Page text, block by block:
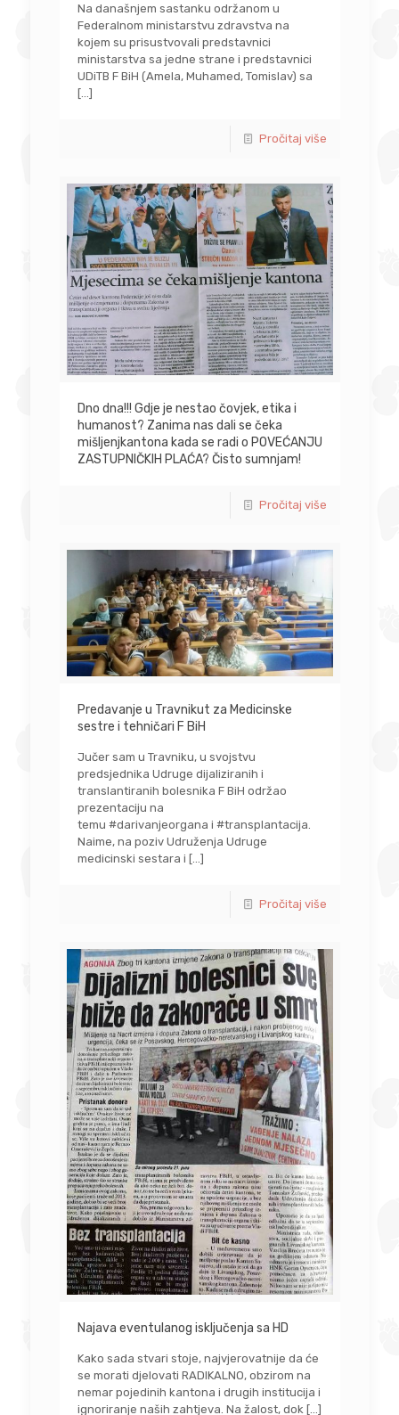
Na današnjem sastanku održanom u
Federalnom ministarstvu zdravstva na
kojem su prisustvovali predstavnici
ministarstva sa jedne strane i predstavnici
UDiTB F BiH (Amela, Muhamed, Tomislav) sa
[…]
Pročitaj više
Dno dna!!! Gdje je nestao čovjek, etika i
humanost? Zanima nas dali se čeka
mišljenjkantona kada se radi o POVEĆANJU
ZASTUPNIČKIH PLAĆA? Čisto sumnjam!
Pročitaj više
Predavanje u Travnikut za Medicinske
sestre i tehničari F BiH
Jučer sam u Travniku, u svojstvu
predsjednika Udruge dijaliziranih i
translantiranih bolesnika F BiH održao
prezentaciju na
temu #darivanjeorgana i #transplantacija.
Naime, na poziv Udruženja Udruge
medicinski sestara i […]
Pročitaj više
Najava eventulanog isključenja sa HD
Kako sada stvari stoje, najvjerovatnije da će
se morati djelovati RADIKALNO, obzirom na
nemar pojedinih kantona i drugih institucija i
ignoriranje naših zahtjeva. Na žalost, dok[…]